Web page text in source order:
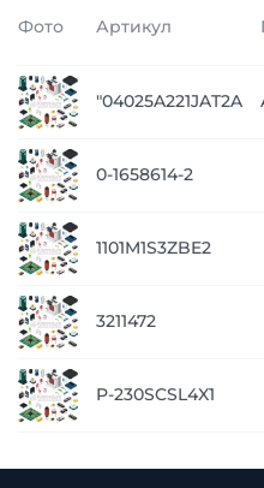
Фото Артикул
"04025A221JAT2A
0-1658614-2
1101M1S3ZBE2
3211472
P-230SCSL4X1